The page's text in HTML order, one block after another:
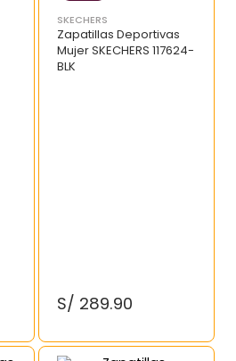
SKECHERS
Zapatillas Deportivas
Mujer SKECHERS 117624-
BLK
S/ 289.90